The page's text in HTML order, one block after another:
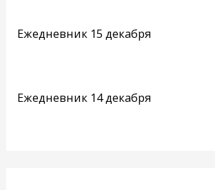
Ежедневник 15 декабря
Ежедневник 14 декабря